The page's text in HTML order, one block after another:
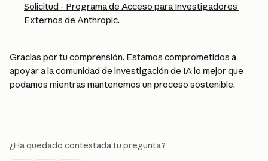
Solicitud - Programa de Acceso para Investigadores
Externos de Anthropic.
​Gracias por tu comprensión. Estamos comprometidos a
apoyar a la comunidad de investigación de IA lo mejor que
podamos mientras mantenemos un proceso sostenible.
¿Ha quedado contestada tu pregunta?